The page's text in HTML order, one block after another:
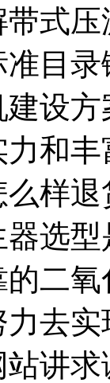
式
目
设
和
样
选
二
去
讲